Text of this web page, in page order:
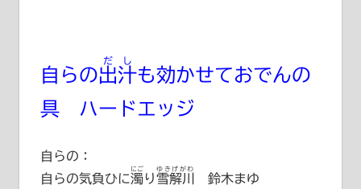
自らの出汁
だし
も効かせておでんの
具 ハードエッジ
自らの：
自らの気負ひに濁
にご
り雪解川
ゆきげがわ
鈴木まゆ